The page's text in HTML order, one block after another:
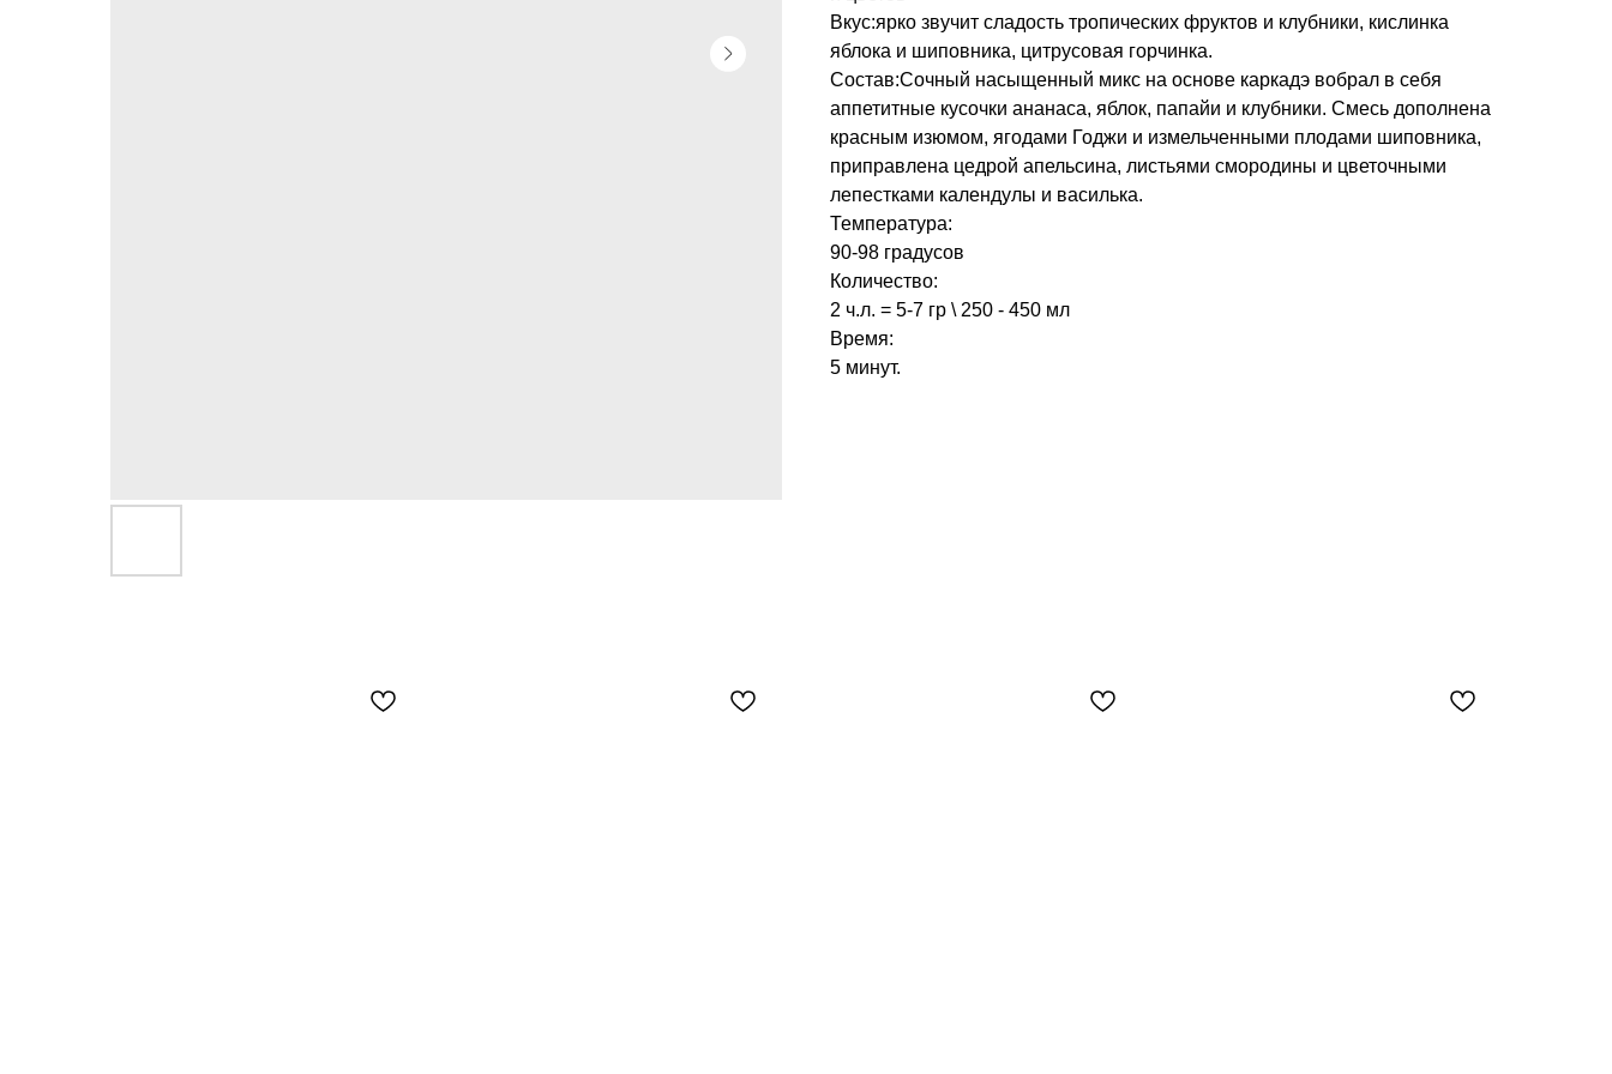
Вкус:ярко звучит сладость тропических фруктов и клубники, кислинка
яблока и шиповника, цитрусовая горчинка.
Состав:Сочный насыщенный микс на основе каркадэ вобрал в себя
аппетитные кусочки ананаса, яблок, папайи и клубники. Смесь дополнена
красным изюмом, ягодами Годжи и измельченными плодами шиповника,
приправлена цедрой апельсина, листьями смородины и цветочными
лепестками календулы и василька.
Температура:
90-98 градусов
Количество:
2 ч.л. = 5-7 гр \ 250 - 450 мл
Время:
5 минут.